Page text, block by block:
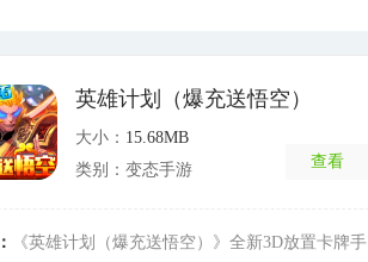
英雄计划（爆充送悟空）
大小： 15.68MB
类别：变态手游
查看
《英雄计划（爆充送悟空）》全新3D放置卡牌手